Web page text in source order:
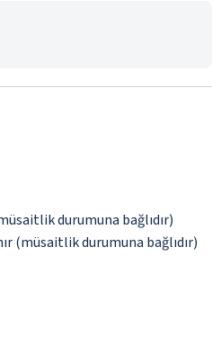
durumuna bağlıdır)
(müsaitlik durumuna bağlıdır)